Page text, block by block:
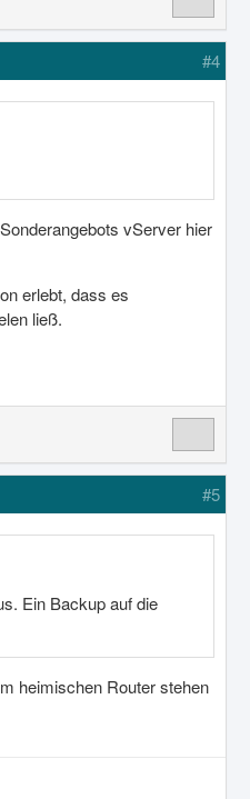
#4
vServer hier
erlebt, dass es
ließ.
#5
Ein Backup auf die
heimischen Router stehen